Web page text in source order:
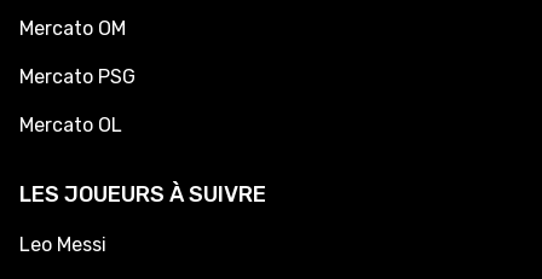
Mercato OM
Mercato PSG
Mercato OL
LES JOUEURS À SUIVRE
Leo Messi